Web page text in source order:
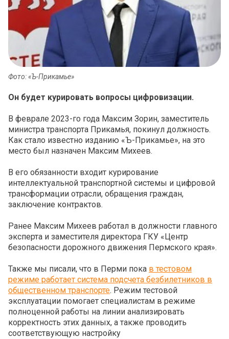
Фото: «Ъ-Прикамье»
Он будет курировать вопросы цифровизации.
В феврале 2023-го года Максим Зорин, заместитель
министра транспорта Прикамья, покинул должность.
Как стало известно изданию «Ъ-Прикамье», на это
место был назначен Максим Михеев.
В его обязанности входит курирование
интеллектуальной транспортной системы и цифровой
трансформации отрасли, обращения граждан,
заключение контрактов.
Ранее Максим Михеев работал в должности главного
эксперта и заместителя директора ГКУ «Центр
безопасности дорожного движения Пермского края».
Также мы писали, что в Перми пока в тестовом
режиме работает система подсчета безбилетников в
общественном транспорте. Режим тестовой
эксплуатации помогает специалистам в режиме
полноценной работы на линии анализировать
корректность этих данных, а также проводить
соответствующую настройку